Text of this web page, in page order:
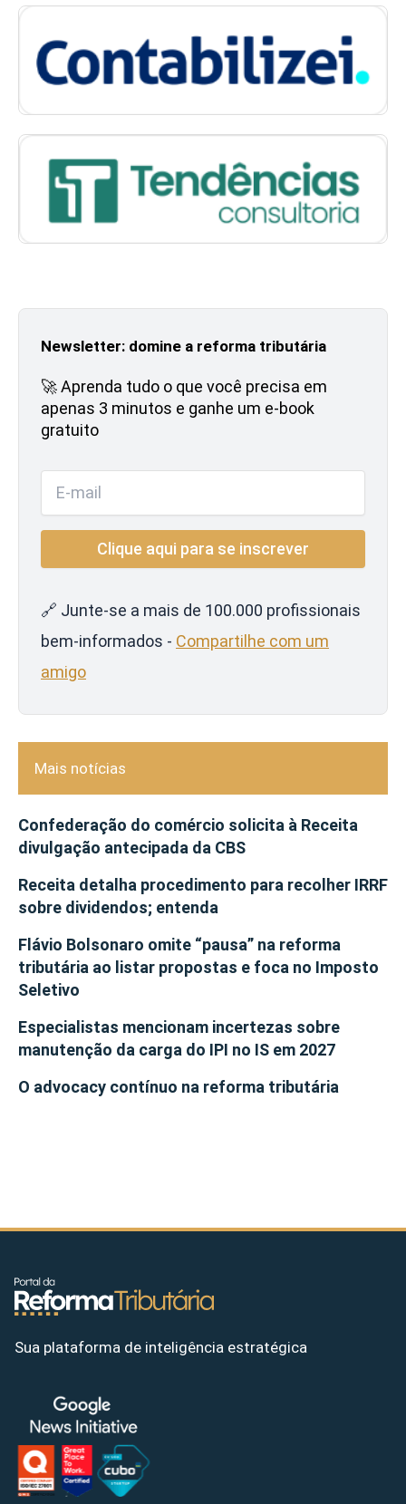
Newsletter: domine a reforma tributária
🚀 Aprenda tudo o que você precisa em
apenas 3 minutos e ganhe um e-book
gratuito
🔗 Junte-se a mais de 100.000 profissionais
bem-informados - Compartilhe com um
amigo
Mais notícias
Confederação do comércio solicita à Receita
divulgação antecipada da CBS
Receita detalha procedimento para recolher IRRF
sobre dividendos; entenda
Flávio Bolsonaro omite “pausa” na reforma
tributária ao listar propostas e foca no Imposto
Seletivo
Especialistas mencionam incertezas sobre
manutenção da carga do IPI no IS em 2027
O advocacy contínuo na reforma tributária
Sua plataforma de inteligência estratégica